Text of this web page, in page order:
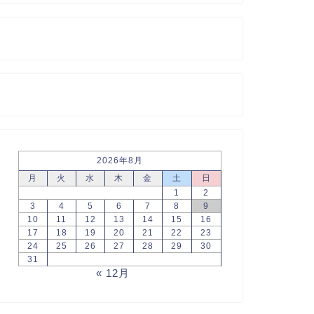
2026年8月
月
火 水 木 金 土
日
1
2
3
4 5 6 7 8
9
10
11 12 13 14 15
16
17
18 19 20 21 22
23
24
25 26 27 28 29
30
31
« 12月